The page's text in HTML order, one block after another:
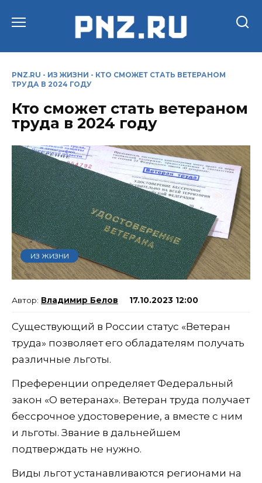
PNZ.RU - ИЗ ЖИЗНИ - КТО СМОЖЕТ СТАТЬ ВЕТЕРАНОМ
ТРУДА В 2024 ГОДУ
Кто сможет стать ветераном
труда в 2024 году
ИЗ ЖИЗНИ
Владимир Белов 17.10.2023 12:00
Существующий в России статус «Ветеран
труда» позволяет его обладателям получать
различные льготы.
Преференции определяет Федеральный
закон «О ветеранах». Ветеран труда получает
бессрочное удостоверение, а вместе с ним
и льготы. Звание в дальнейшем
подтверждать не нужно.
Виды льгот устанавливаются регионами на